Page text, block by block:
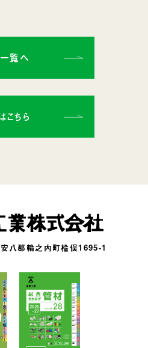
覧へ
こちら
八郡輪之内町楡俣1695-1